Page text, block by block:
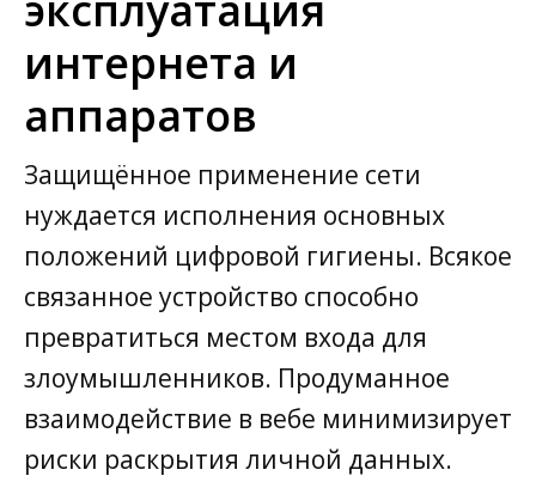
интернета и
аппаратов
Защищённое применение сети
нуждается исполнения основных
положений цифровой гигиены. Всякое
связанное устройство способно
превратиться местом входа для
злоумышленников. Продуманное
взаимодействие в вебе минимизирует
риски раскрытия личной данных.